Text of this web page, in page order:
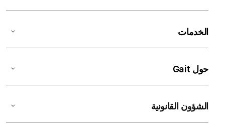
الخدمات
حول Gait
الشؤون القانونية